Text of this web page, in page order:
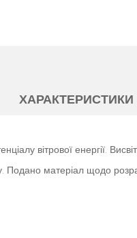
ХАРАКТЕРИСТИКИ
вітрової енергії.
Подано матеріал щодо